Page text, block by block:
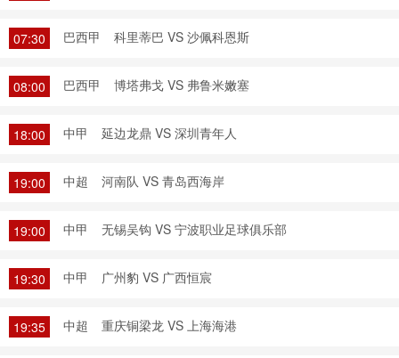
07:30 巴西甲 科里蒂巴 VS 沙佩科恩斯
08:00 巴西甲 博塔弗戈 VS 弗鲁米嫩塞
18:00 中甲 延边龙鼎 VS 深圳青年人
19:00 中超 河南队 VS 青岛西海岸
19:00 中甲 无锡吴钩 VS 宁波职业足球俱乐部
19:30 中甲 广州豹 VS 广西恒宸
19:35 中超 重庆铜梁龙 VS 上海海港